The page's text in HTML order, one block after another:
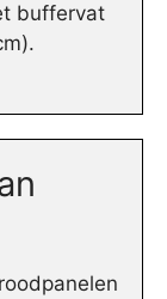
buffervat